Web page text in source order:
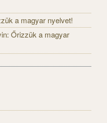
a magyar nyelvet!
Őrizzük a magyar